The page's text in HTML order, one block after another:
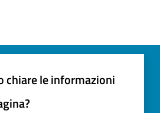
chiare le informazioni